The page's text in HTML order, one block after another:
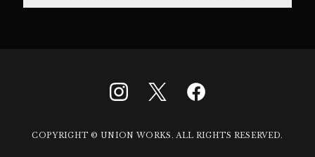
COPYRIGHT © UNION WORKS. ALL RIGHTS RESERVED.